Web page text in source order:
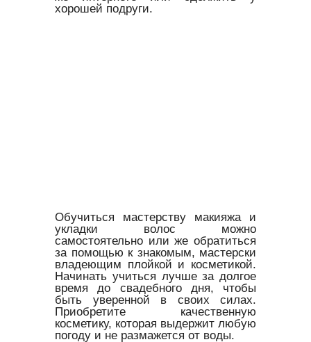
хорошей подруги.
Обучиться мастерству макияжа и
укладки волос можно
самостоятельно или же обратиться
за помощью к знакомым, мастерски
владеющим плойкой и косметикой.
Начинать учиться лучше за долгое
время до свадебного дня, чтобы
быть уверенной в своих силах.
Приобретите качественную
косметику, которая выдержит любую
погоду и не размажется от воды.